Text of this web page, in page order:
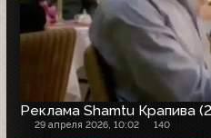
Реклама Shamtu Крапива
29 апреля 2026, 10:02 140